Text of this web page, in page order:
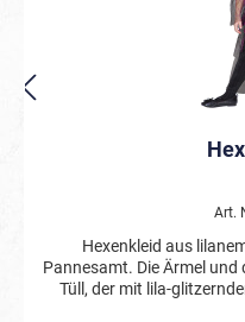
Art.
Hexenkleid aus
Pannesamt. Die Ärmel
Tüll, der mit lila-